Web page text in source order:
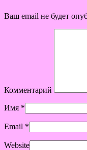
Ваш email не будет
Комментарий
Имя *
Email *
Website